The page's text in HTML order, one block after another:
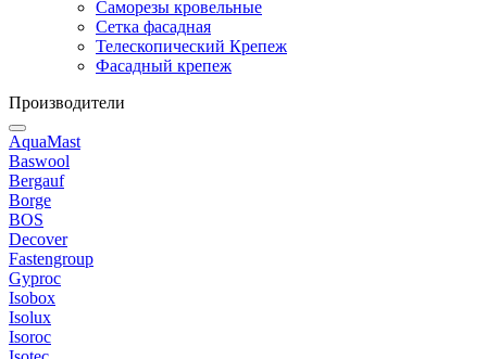
Саморезы кровельные
Сетка фасадная
Телескопический Крепеж
Фасадный крепеж
Производители
AquaMast
Baswool
Bergauf
Borge
BOS
Decover
Fastengroup
Gyproc
Isobox
Isolux
Isoroc